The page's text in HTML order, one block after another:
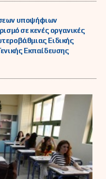
υποψήφιων
σε κενές οργανικές
Ειδικής
Εκπαίδευσης